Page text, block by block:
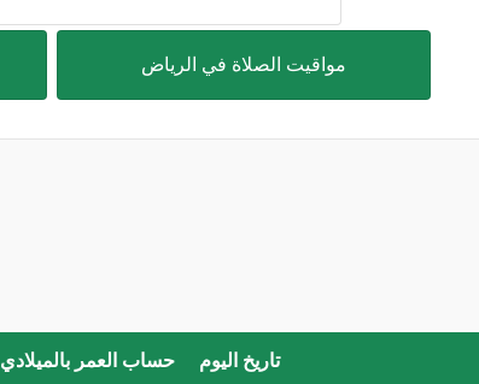
مواقيت الصلاة في الرياض
تاريخ اليوم حساب العمر بالميلادي